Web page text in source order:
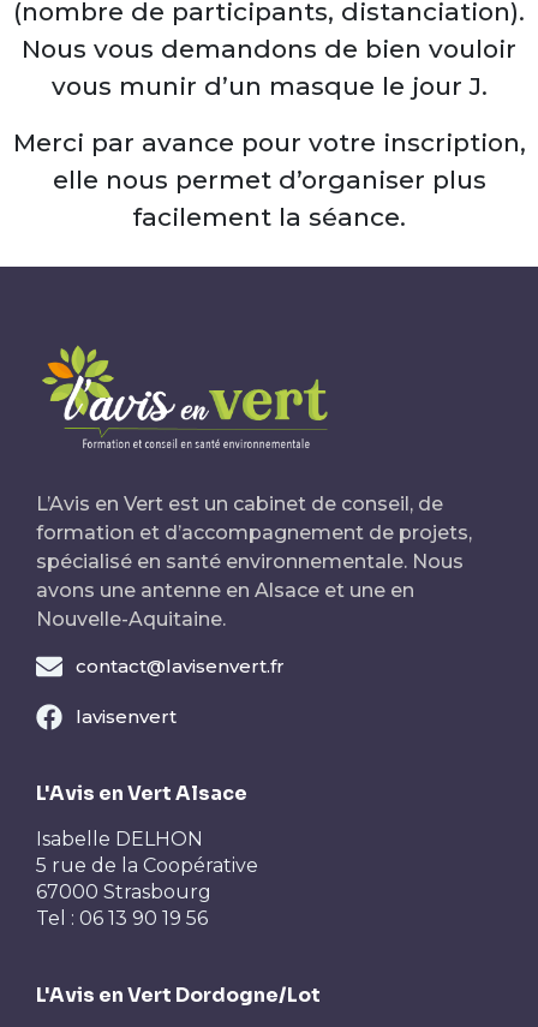
(nombre de participants, distanciation).
Nous vous demandons de bien vouloir
vous munir d’un masque le jour J.
Merci par avance pour votre inscription,
elle nous permet d’organiser plus
facilement la séance.
L’Avis en Vert est un cabinet de conseil, de
formation et d’accompagnement de projets,
spécialisé en santé environnementale. Nous
avons une antenne en Alsace et une en
Nouvelle-Aquitaine.
contact@lavisenvert.fr
lavisenvert
L'Avis en Vert Alsace
Isabelle DELHON
5 rue de la Coopérative
67000 Strasbourg
Tel : 06 13 90 19 56
L'Avis en Vert Dordogne/Lot